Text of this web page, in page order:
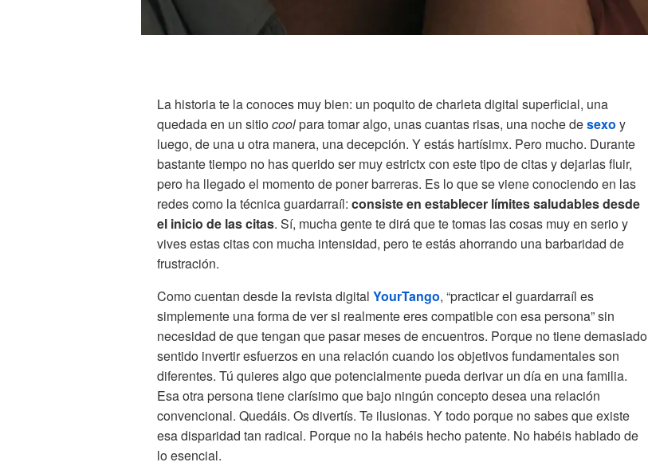
La historia te la conoces muy bien: un poquito de charleta digital superficial, una
quedada en un sitiocoolpara tomar algo, unas cuantas risas, una noche desexo y
luego, de una u otra manera, una decepción. Y estás hartísimx. Pero mucho. Durante
bastante tiempo no has querido ser muy estrictx con este tipo de citas y dejarlas fluir,
pero ha llegado el momento de poner barreras. Es lo que se viene conociendo en las
redes como la técnica guardarraíl: consiste en establecer límites saludables desde
el inicio de las citas. Sí, mucha gente te dirá que te tomas las cosas muy en serio y
vives estas citas con mucha intensidad, pero te estás ahorrando una barbaridad de
frustración.
Como cuentan desde la revista digital YourTango, “practicar el guardarraíl es
simplemente una forma de ver si realmente eres compatible con esa persona” sin
necesidad de que tengan que pasar meses de encuentros. Porque no tiene demasiado
sentido invertir esfuerzos en una relación cuando los objetivos fundamentales son
diferentes. Tú quieres algo que potencialmente pueda derivar un día en una familia.
Esa otra persona tiene clarísimo que bajo ningún concepto desea una relación
convencional. Quedáis. Os divertís. Te ilusionas. Y todo porque no sabes que existe
esa disparidad tan radical. Porque no la habéis hecho patente. No habéis hablado de
lo esencial.